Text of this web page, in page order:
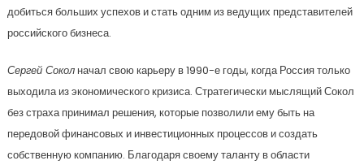
добиться больших успехов и стать одним из ведущих представителей
российского бизнеса.
Сергей Соколначал свою карьеру в 1990-е годы, когда Россия только
выходила из экономического кризиса. Стратегически мыслящий Сокол
без страха принимал решения, которые позволили ему быть на
передовой финансовых и инвестиционных процессов и создать
собственную компанию. Благодаря своему таланту в области